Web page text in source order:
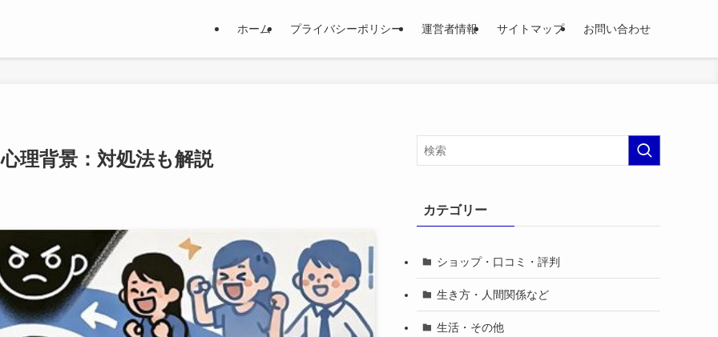
ホーム プライバシーポリシー 運営者情報 サイトマップ お問い合わせ
理背景：対処法も解説
カテゴリー
ショップ・口コミ・評判
生き方・人間関係など
生活・その他